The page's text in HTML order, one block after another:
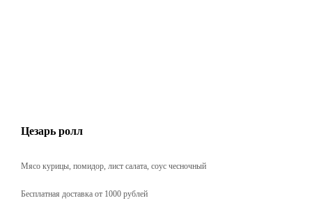
Цезарь ролл
Мясо курицы, помидор, лист салата, соус чесночный
Бесплатная доставка от 1000 рублей